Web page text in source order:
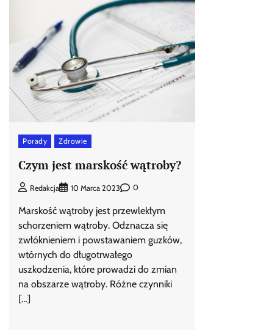
Porady Zdrowie
Czym jest marskość wątroby?
Redakcja 10 Marca 2023 0
Marskość wątroby jest przewlekłym
schorzeniem wątroby. Odznacza się
zwłóknieniem i powstawaniem guzków,
wtórnych do długotrwałego
uszkodzenia, które prowadzi do zmian
na obszarze wątroby. Różne czynniki
[…]